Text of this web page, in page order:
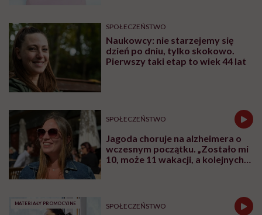
SPOŁECZEŃSTWO
Naukowcy: nie starzejemy się
dzień po dniu, tylko skokowo.
Pierwszy taki etap to wiek 44 lat
SPOŁECZEŃSTWO
Jagoda choruje na alzheimera o
wczesnym początku. „Zostało mi
10, może 11 wakacji, a kolejnych
MATERIAŁY PROMOCYJNE SPOŁECZEŃSTWO